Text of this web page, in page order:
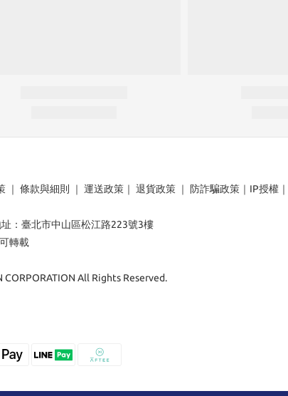
｜ 條款與細則 ｜ 運送政策 ｜ 退貨政策 ｜ 防詐騙政策 ｜ IP授權 ｜
：臺北市中山區松江路223號3樓
轉載
All Rights Reserved.